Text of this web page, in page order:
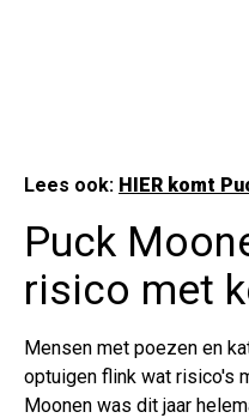
Lees ook: HIER komt
Puck
risico met
Mensen met poezen en
optuigen flink wat risico's
Moonen was dit jaar